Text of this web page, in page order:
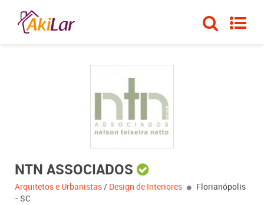
NTN ASSOCIADOS
Arquitetos e Urbanistas/ Design de Interiores
Florianópolis
- SC